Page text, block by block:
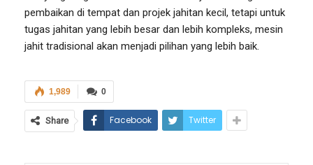
pembaikan di tempat dan projek jahitan kecil, tetapi untuk
tugas jahitan yang lebih besar dan lebih kompleks, mesin
jahit tradisional akan menjadi pilihan yang lebih baik.
0
1,989
Share Facebook Twitter